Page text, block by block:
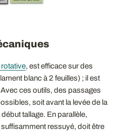
rotative, est efficace sur des
blanc à 2 feuilles) ; il est
ces outils, des passages
soit avant la levée de la
tallage. En parallèle,
suffisamment ressuyé, doit être